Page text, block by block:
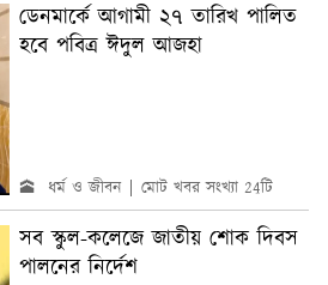
ডেনমার্কে আগামী ২৭ তারিখ পালিত
হবে পবিত্র ঈদুল আজহা
🕋 ধর্ম ও জীবন মোট খবর সংখ্যা 24টি
সব স্কুল-কলেজে জাতীয় শোক দিবস
পালনের নির্দেশ